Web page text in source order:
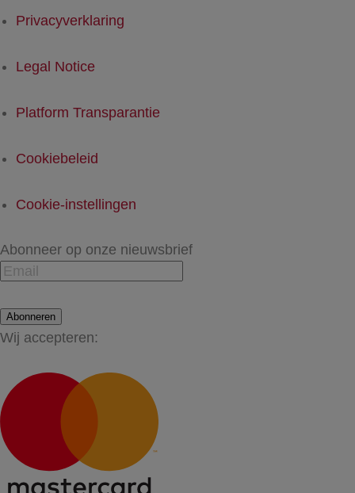
Privacyverklaring
Legal Notice
Platform Transparantie
Cookiebeleid
Cookie-instellingen
Abonneer op onze nieuwsbrief
Abonneren
Wij accepteren: